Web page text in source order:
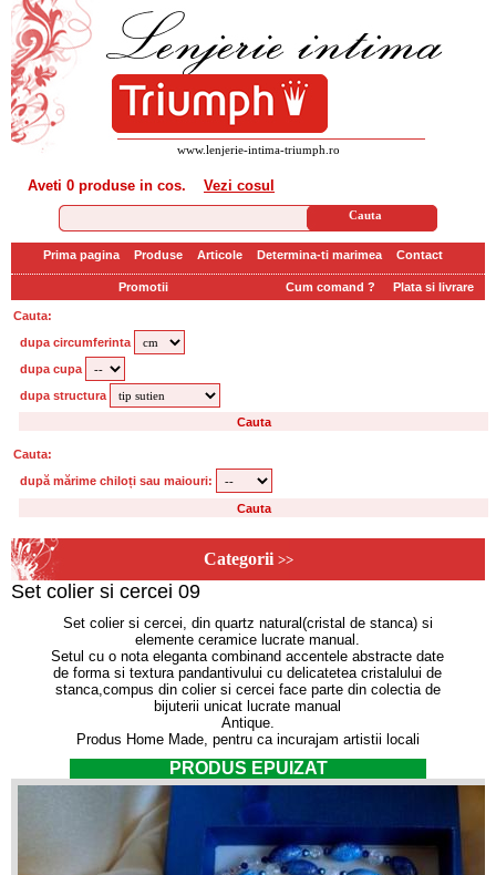
www.lenjerie-intima-triumph.ro
Aveti 0 produse in cos. Vezi cosul
Prima pagina Produse Articole Determina-ti marimea Contact
Promotii Cum comand ? Plata si livrare
Cauta:
dupa circumferinta
dupa cupa
dupa structura
Cauta:
după mărime chiloți sau maiouri:
Categorii >>
Set colier si cercei 09
Set colier si cercei, din quartz natural(cristal de stanca) si
elemente ceramice lucrate manual.
Setul cu o nota eleganta combinand accentele abstracte date
de forma si textura pandantivului cu delicatetea cristalului de
stanca,compus din colier si cercei face parte din colectia de
bijuterii unicat lucrate manual
Antique.
Produs Home Made, pentru ca incurajam artistii locali
PRODUS EPUIZAT